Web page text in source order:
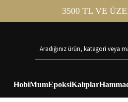
3500 TL VE
HobiMumEpoksiKalıplar